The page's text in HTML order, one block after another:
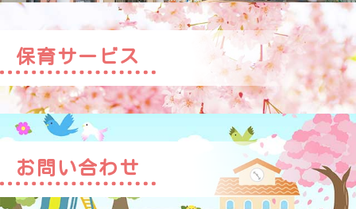
保育サービス
お問い合わせ